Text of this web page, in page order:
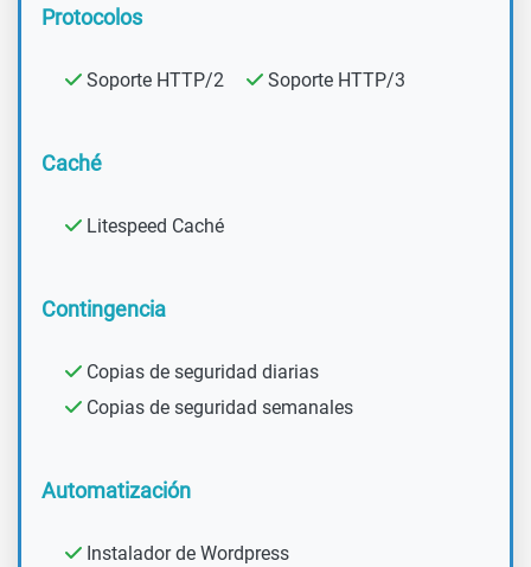
Protocolos
Soporte HTTP/2 Soporte HTTP/3
Caché
Litespeed Caché
Contingencia
Copias de seguridad diarias
Copias de seguridad semanales
Automatización
Instalador de Wordpress